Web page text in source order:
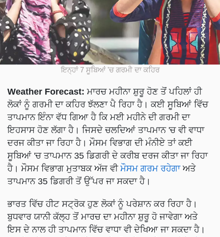
ਇਨ੍ਹਾਂ 7 ਸੂਬਿਆਂ 'ਚ ਗਰਮੀ ਦਾ ਕਹਿਰ
Weather Forecast: ਮਾਰਚ ਮਹੀਨਾ ਸ਼ੁਰੂ ਹੋਣ ਤੋਂ ਪਹਿਲਾਂ ਹੀ
ਲੋਕਾਂ ਨੂੰ ਗਰਮੀ ਦਾ ਕਹਿਰ ਝੱਲਣਾ ਪੈ ਰਿਹਾ ਹੈ। ਕਈ ਸੂਬਿਆਂ ਵਿੱਚ
ਤਾਪਮਾਨ ਇੰਨਾ ਵੱਧ ਗਿਆ ਹੈ ਕਿ ਮਈ ਮਹੀਨੇ ਦੀ ਗਰਮੀ ਦਾ
ਇਹਸਾਸ ਹੋਣ ਲੱਗਾ ਹੈ। ਜਿਸਦੇ ਚਲਦਿਆਂ ਤਾਪਮਾਨ 'ਚ ਵੀ ਵਾਧਾ
ਦਰਜ ਕੀਤਾ ਜਾ ਰਿਹਾ ਹੈ। ਮੌਸਮ ਵਿਭਾਗ ਦੀ ਮੰਨੀਏ ਤਾਂ ਕਈ
ਸੂਬਿਆਂ 'ਚ ਤਾਪਮਾਨ 35 ਡਿਗਰੀ ਦੇ ਕਰੀਬ ਦਰਜ ਕੀਤਾ ਜਾ ਰਿਹਾ
ਹੈ। ਮੌਸਮ ਵਿਭਾਗ ਮੁਤਾਬਕ ਅੱਜ ਵੀ ਮੌਸਮ ਗਰਮ ਰਹੇਗਾਅਤੇ
ਤਾਪਮਾਨ 35 ਡਿਗਰੀ ਤੋਂ ਉੱਪਰ ਜਾ ਸਕਦਾ ਹੈ।
ਭਾਰਤ ਵਿੱਚ ਹੀਟ ਸਟ੍ਰੋਕ ਹੁਣ ਲੋਕਾਂ ਨੂੰ ਪਰੇਸ਼ਾਨ ਕਰ ਰਿਹਾ ਹੈ।
ਬੁਧਵਾਰ ਯਾਨੀ ਕੱਲ੍ਹ ਤੋਂ ਮਾਰਚ ਦਾ ਮਹੀਨਾ ਸ਼ੁਰੂ ਹੋ ਜਾਵੇਗਾ ਅਤੇ
ਇਸ ਦੇ ਨਾਲ ਹੀ ਤਾਪਮਾਨ ਵਿੱਚ ਵਾਧਾ ਵੀ ਦੇਖਿਆ ਜਾ ਸਕਦਾ ਹੈ।